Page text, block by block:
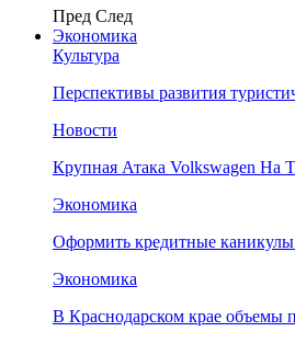
Пред След
Экономика
Культура
Перспективы развития
Новости
Крупная Атака Volkswagen На
Экономика
Оформить кредитные каникулы
Экономика
В Краснодарском крае объемы